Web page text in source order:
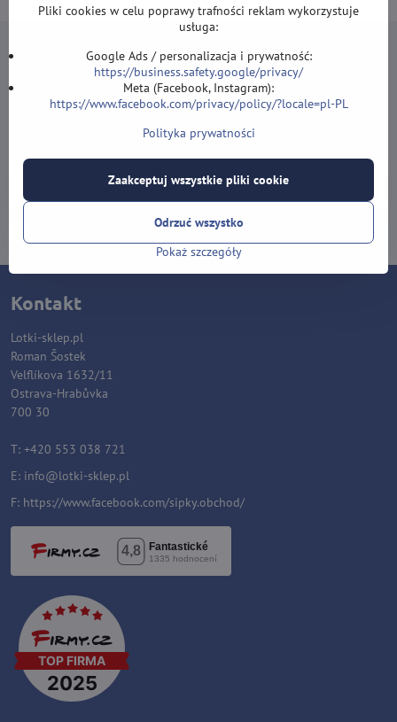
Newsletter
Zapisz się do naszego newslettera:
Chcę zapisać się do newslettera przez e-mail
Kontakt
Lotki-sklep.pl
Roman Šostek
Velflíkova 1632/11
Ostrava-Hrabůvka
700 30
T: +420 553 038 721
E: info@lotki-sklep.pl
F: https://www.facebook.com/sipky.obchod/
Pliki cookies w celu poprawy trafności reklam wykorzystuje
usługa:
Google Ads / personalizacja i prywatność:
https://business.safety.google/privacy/
Meta (Facebook, Instagram):
https://www.facebook.com/privacy/policy/?locale=pl-PL
Polityka prywatności
Pokaż szczegóły
Zaakceptuj wszystkie pliki cookie
Odrzuć wszystko